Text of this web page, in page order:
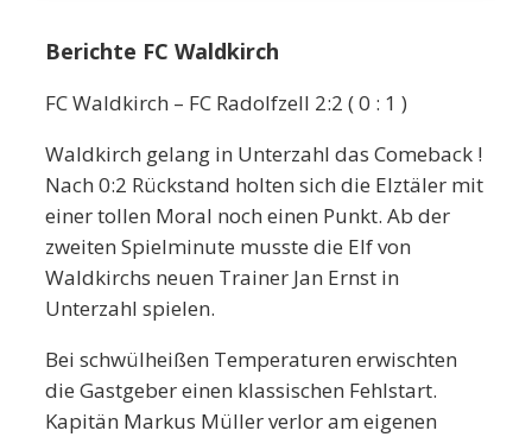
Berichte FC Waldkirch
FC Waldkirch – FC Radolfzell 2:2 ( 0 : 1 )
Waldkirch gelang in Unterzahl das Comeback !
Nach 0:2 Rückstand holten sich die Elztäler mit
einer tollen Moral noch einen Punkt. Ab der
zweiten Spielminute musste die Elf von
Waldkirchs neuen Trainer Jan Ernst in
Unterzahl spielen.
Bei schwülheißen Temperaturen erwischten
die Gastgeber einen klassischen Fehlstart.
Kapitän Markus Müller verlor am eigenen